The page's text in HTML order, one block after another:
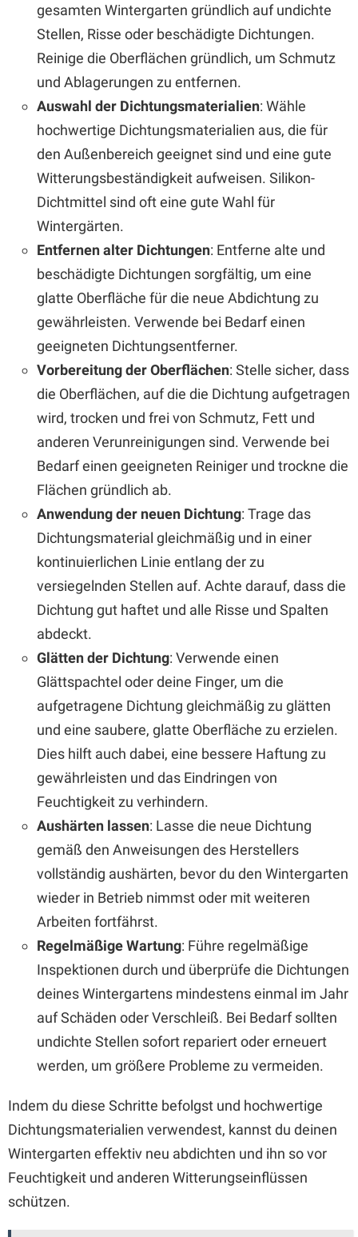
gesamten Wintergarten gründlich auf undichte
Stellen, Risse oder beschädigte Dichtungen.
Reinige die Oberflächen gründlich, um Schmutz
und Ablagerungen zu entfernen.
Auswahl der Dichtungsmaterialien: Wähle
hochwertige Dichtungsmaterialien aus, die für
den Außenbereich geeignet sind und eine gute
Witterungsbeständigkeit aufweisen. Silikon-
Dichtmittel sind oft eine gute Wahl für
Wintergärten.
Entfernen alter Dichtungen: Entferne alte und
beschädigte Dichtungen sorgfältig, um eine
glatte Oberfläche für die neue Abdichtung zu
gewährleisten. Verwende bei Bedarf einen
geeigneten Dichtungsentferner.
Vorbereitung der Oberflächen: Stelle sicher, dass
die Oberflächen, auf die die Dichtung aufgetragen
wird, trocken und frei von Schmutz, Fett und
anderen Verunreinigungen sind. Verwende bei
Bedarf einen geeigneten Reiniger und trockne die
Flächen gründlich ab.
Anwendung der neuen Dichtung: Trage das
Dichtungsmaterial gleichmäßig und in einer
kontinuierlichen Linie entlang der zu
versiegelnden Stellen auf. Achte darauf, dass die
Dichtung gut haftet und alle Risse und Spalten
abdeckt.
Glätten der Dichtung: Verwende einen
Glättspachtel oder deine Finger, um die
aufgetragene Dichtung gleichmäßig zu glätten
und eine saubere, glatte Oberfläche zu erzielen.
Dies hilft auch dabei, eine bessere Haftung zu
gewährleisten und das Eindringen von
Feuchtigkeit zu verhindern.
Aushärten lassen: Lasse die neue Dichtung
gemäß den Anweisungen des Herstellers
vollständig aushärten, bevor du den Wintergarten
wieder in Betrieb nimmst oder mit weiteren
Arbeiten fortfährst.
Regelmäßige Wartung: Führe regelmäßige
Inspektionen durch und überprüfe die Dichtungen
deines Wintergartens mindestens einmal im Jahr
auf Schäden oder Verschleiß. Bei Bedarf sollten
undichte Stellen sofort repariert oder erneuert
werden, um größere Probleme zu vermeiden.
Indem du diese Schritte befolgst und hochwertige
Dichtungsmaterialien verwendest, kannst du deinen
Wintergarten effektiv neu abdichten und ihn so vor
Feuchtigkeit und anderen Witterungseinflüssen
schützen.